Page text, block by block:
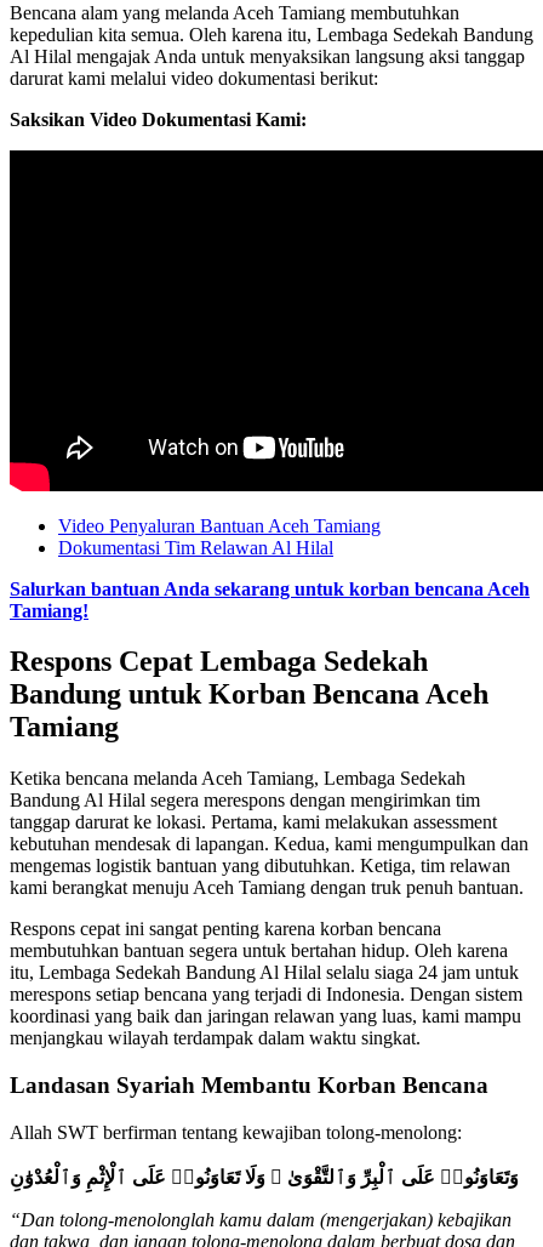
Bencana alam yang melanda Aceh Tamiang membutuhkan
kepedulian kita semua. Oleh karena itu, Lembaga Sedekah Bandung
Al Hilal mengajak Anda untuk menyaksikan langsung aksi tanggap
darurat kami melalui video dokumentasi berikut:
Saksikan Video Dokumentasi Kami:
Video Penyaluran Bantuan Aceh Tamiang
Dokumentasi Tim Relawan Al Hilal
Salurkan bantuan Anda sekarang untuk korban bencana Aceh
Tamiang!
Respons Cepat Lembaga Sedekah
Bandung untuk Korban Bencana Aceh
Tamiang
Ketika bencana melanda Aceh Tamiang, Lembaga Sedekah
Bandung Al Hilal segera merespons dengan mengirimkan tim
tanggap darurat ke lokasi. Pertama, kami melakukan assessment
kebutuhan mendesak di lapangan. Kedua, kami mengumpulkan dan
mengemas logistik bantuan yang dibutuhkan. Ketiga, tim relawan
kami berangkat menuju Aceh Tamiang dengan truk penuh bantuan.
Respons cepat ini sangat penting karena korban bencana
membutuhkan bantuan segera untuk bertahan hidup. Oleh karena
itu, Lembaga Sedekah Bandung Al Hilal selalu siaga 24 jam untuk
merespons setiap bencana yang terjadi di Indonesia. Dengan sistem
koordinasi yang baik dan jaringan relawan yang luas, kami mampu
menjangkau wilayah terdampak dalam waktu singkat.
Landasan Syariah Membantu Korban Bencana
Allah SWT berfirman tentang kewajiban tolong-menolong:
وَتَعَاوَنُوا۟ عَلَى ٱلْبِرِّ وَٱلتَّقْوَىٰ ۖ وَلَا تَعَاوَنُوا۟ عَلَى ٱلْإِثْمِ وَٱلْعُدْوَٰنِ
“Dan tolong-menolonglah kamu dalam (mengerjakan) kebajikan
dan takwa, dan jangan tolong-menolong dalam berbuat dosa dan